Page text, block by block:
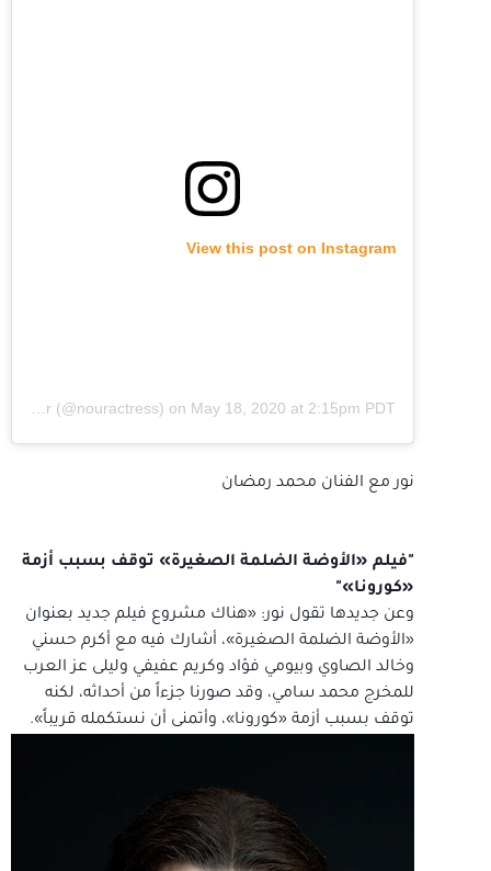
View this post on Instagram
A post shared by Nour (@nouractress) on May 18, 2020 at 2:15pm PDT
نور مع الفنان محمد رمضان
"فيلم «الأوضة الضلمة الصغيرة» توقف بسبب أزمة
«كورونا»"
وعن جديدها تقول نور: «هناك مشروع فيلم جديد بعنوان
«الأوضة الضلمة الصغيرة»، أشارك فيه مع أكرم حسني
وخالد الصاوي وبيومي فؤاد وكريم عفيفي وليلى عز العرب
للمخرج محمد سامي، وقد صورنا جزءاً من أحداثه، لكنه
توقف بسبب أزمة «كورونا»، وأتمنى أن نستكمله قريباً».